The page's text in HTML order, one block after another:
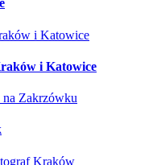
i Katowice